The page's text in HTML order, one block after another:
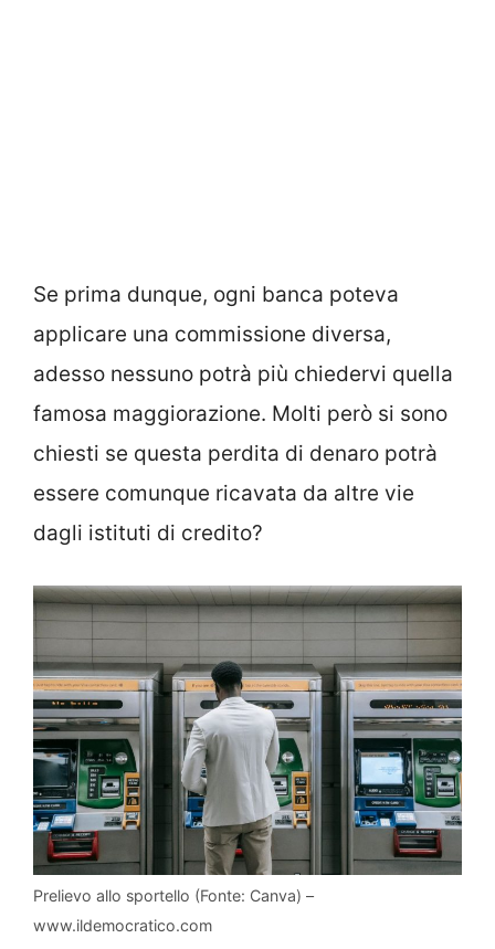
Se prima dunque, ogni banca poteva
applicare una commissione diversa,
adesso nessuno potrà più chiedervi quella
famosa maggiorazione. Molti però si sono
chiesti se questa perdita di denaro potrà
essere comunque ricavata da altre vie
dagli istituti di credito?
Prelievo allo sportello (Fonte: Canva) –
www.ildemocratico.com